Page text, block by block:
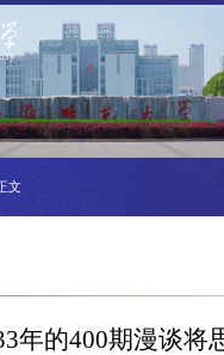
文
年的400期漫谈将